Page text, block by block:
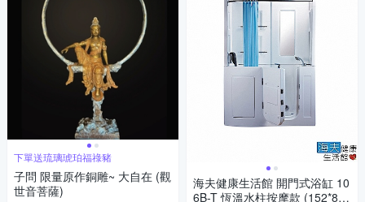
下單送琉璃琥珀福祿豬
子問 限量原作銅雕~ 大自在 (觀
世音菩薩)
海夫健康生活館 開門式浴缸 10
6B-T 恆溫水柱按摩款 (152*81*